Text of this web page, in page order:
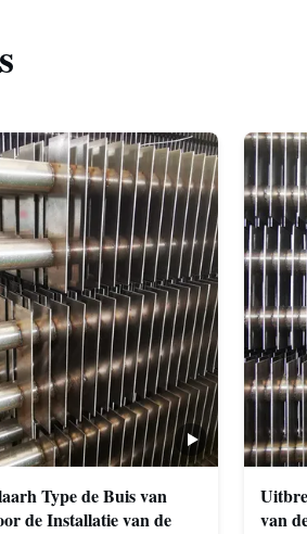
Type de Buis van
de Installatie van de
van